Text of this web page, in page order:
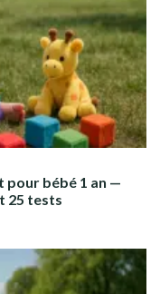
pour bébé 1 an —
25 tests